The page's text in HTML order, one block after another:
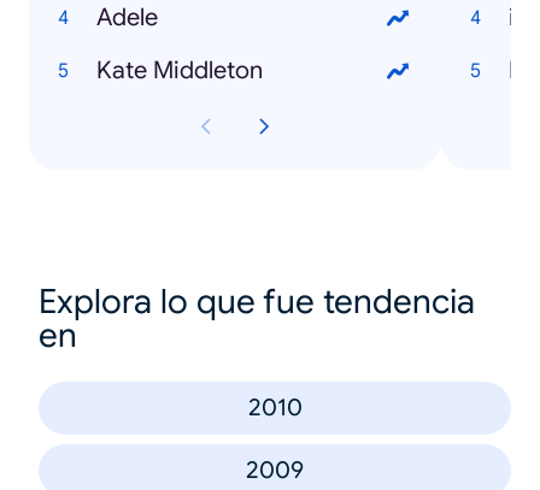
Adele
Kate Middleton
Explora lo que fue tendencia
en
2010
2009